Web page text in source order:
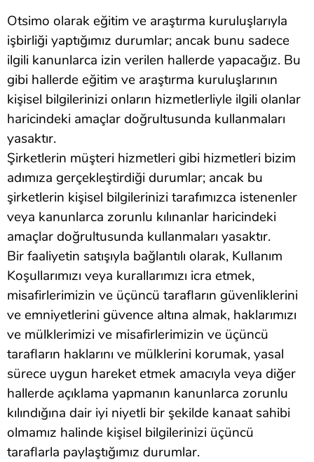
Otsimo olarak eğitim ve araştırma kuruluşlarıyla
işbirliği yaptığımız durumlar; ancak bunu sadece
ilgili kanunlarca izin verilen hallerde yapacağız. Bu
gibi hallerde eğitim ve araştırma kuruluşlarının
kişisel bilgilerinizi onların hizmetlerliyle ilgili olanlar
haricindeki amaçlar doğrultusunda kullanmaları
yasaktır.
Şirketlerin müşteri hizmetleri gibi hizmetleri bizim
adımıza gerçekleştirdiği durumlar; ancak bu
şirketlerin kişisel bilgilerinizi tarafımızca istenenler
veya kanunlarca zorunlu kılınanlar haricindeki
amaçlar doğrultusunda kullanmaları yasaktır.
Bir faaliyetin satışıyla bağlantılı olarak, Kullanım
Koşullarımızı veya kurallarımızı icra etmek,
misafirlerimizin ve üçüncü tarafların güvenliklerini
ve emniyetlerini güvence altına almak, haklarımızı
ve mülklerimizi ve misafirlerimizin ve üçüncü
tarafların haklarını ve mülklerini korumak, yasal
sürece uygun hareket etmek amacıyla veya diğer
hallerde açıklama yapmanın kanunlarca zorunlu
kılındığına dair iyi niyetli bir şekilde kanaat sahibi
olmamız halinde kişisel bilgilerinizi üçüncü
taraflarla paylaştığımız durumlar.